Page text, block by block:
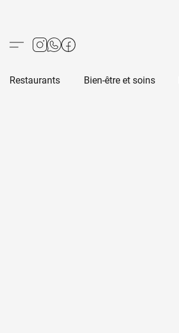
Restaurants Bien-être et soins